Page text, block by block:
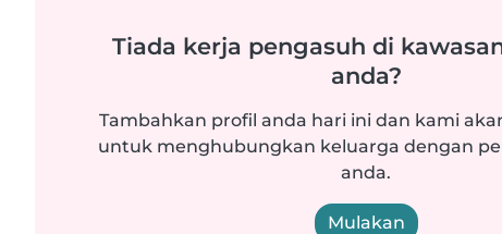
Tiada kerja pengasuh di
anda?
Tambahkan profil anda hari ini dan kami
untuk menghubungkan keluarga dengan
anda.
Mulakan